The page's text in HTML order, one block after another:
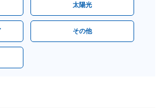
太陽光
その他